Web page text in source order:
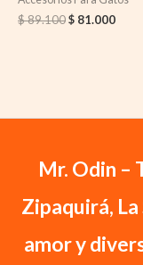
$89.100$ 81.000
Mr. Odin –
Zipaquirá,
amor y